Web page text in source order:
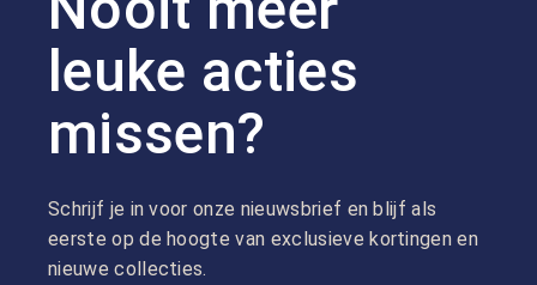
leuke acties
missen?
Schrijf je in voor onze nieuwsbrief en blijf als
eerste op de hoogte van exclusieve kortingen en
nieuwe collecties.